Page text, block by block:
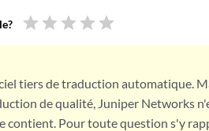
star star star star star
tiers de traduction automatique.
de qualité, Juniper Networks
contient. Pour toute question s'y